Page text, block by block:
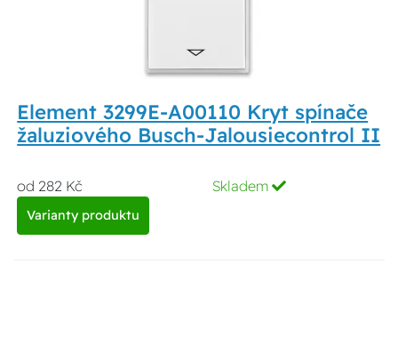
Element 3299E-A00110 Kryt spínače
žaluziového Busch-Jalousiecontrol II
od 282 Kč Skladem
Varianty produktu